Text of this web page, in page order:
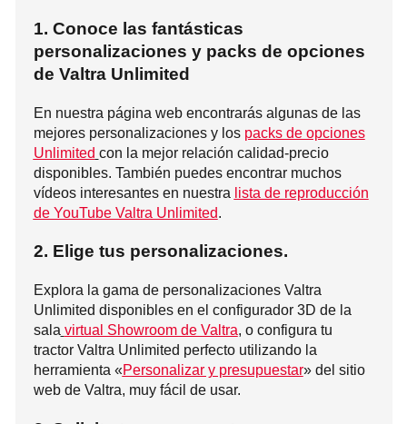
1. Conoce las fantásticas
personalizaciones y packs de opciones
de Valtra Unlimited
En nuestra página web encontrarás algunas de las
mejores personalizaciones y los packs de opciones
Unlimited con la mejor relación calidad-precio
disponibles. También puedes encontrar muchos
vídeos interesantes en nuestra lista de reproducción
de YouTube Valtra Unlimited.
2. Elige tus personalizaciones.
Explora la gama de personalizaciones Valtra
Unlimited disponibles en el configurador 3D de la
sala virtual Showroom de Valtra, o configura tu
tractor Valtra Unlimited perfecto utilizando la
herramienta «Personalizar y presupuestar» del sitio
web de Valtra, muy fácil de usar.